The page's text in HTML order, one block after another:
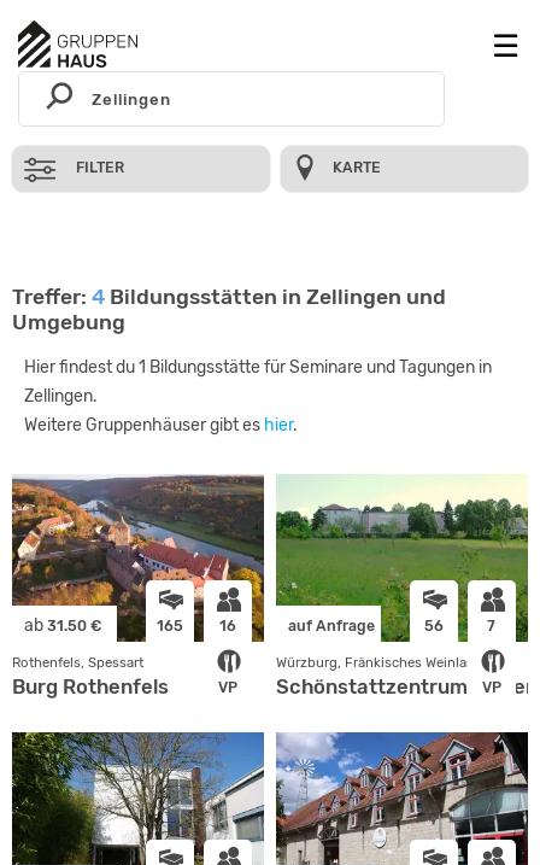
FILTER KARTE
Treffer: 4 Bildungsstätten in Zellingen und
Umgebung
Hier findest du 1 Bildungsstätte für Seminare und Tagungen in
Zellingen.
Weitere Gruppenhäuser gibt es hier.
ab 31.50 € 165 16
VP
Rothenfels, Spessart
Burg Rothenfels
auf Anfrage 56 7
VP
Würzburg, Fränkisches Weinland
Schönstattzentrum